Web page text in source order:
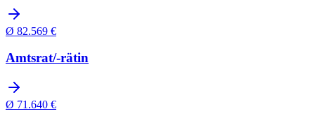
Ø 82.569 €
Amtsrat/-rätin
Ø 71.640 €